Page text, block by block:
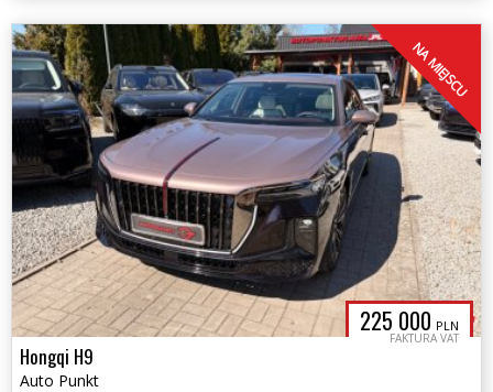
225 000 PLN
FAKTURA VAT
NA MIEJSCU
Hongqi H9
Auto Punkt